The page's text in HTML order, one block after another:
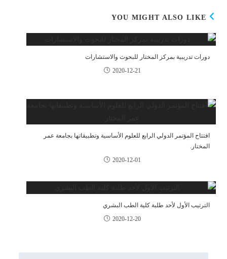
YOU MIGHT ALSO LIKE
دورات تدريبية بمركز المختار للبحوث والاستشارات
2020-12-21
افتتاح المؤتمر الدولي الرابع للعلوم الأساسية وتطبيقاتها بجامعة عمر
المختار.
2020-12-01
الترتيب الأول لأحد طلبة كلية الطب البشري
2020-12-20